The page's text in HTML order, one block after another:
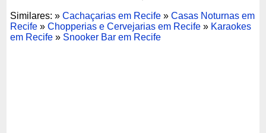
Similares: »Cachaçarias em Recife »Casas Noturnas em
Recife »Chopperias e Cervejarias em Recife » Karaokes
em Recife» Snooker Bar em Recife